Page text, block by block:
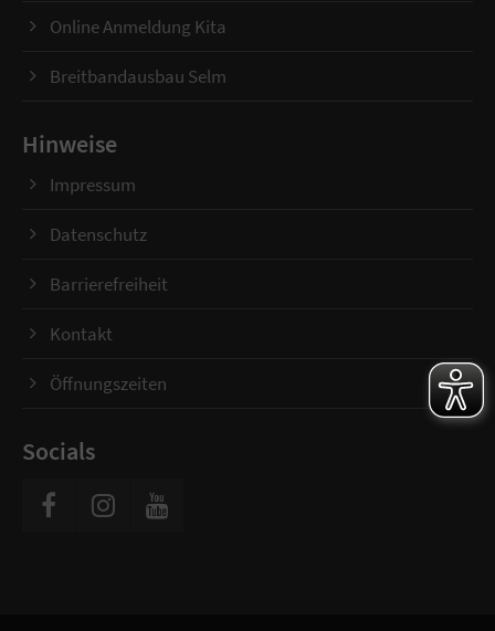
Online Anmeldung Kita
Breitbandausbau Selm
Hinweise
Impressum
Datenschutz
Barrierefreiheit
Kontakt
Öffnungszeiten
Socials